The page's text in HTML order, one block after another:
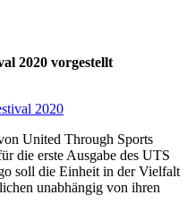
2020 vorgestellt
United Through Sports
die erste Ausgabe des UTS
soll die Einheit in der Vielfalt
unabhängig von ihren